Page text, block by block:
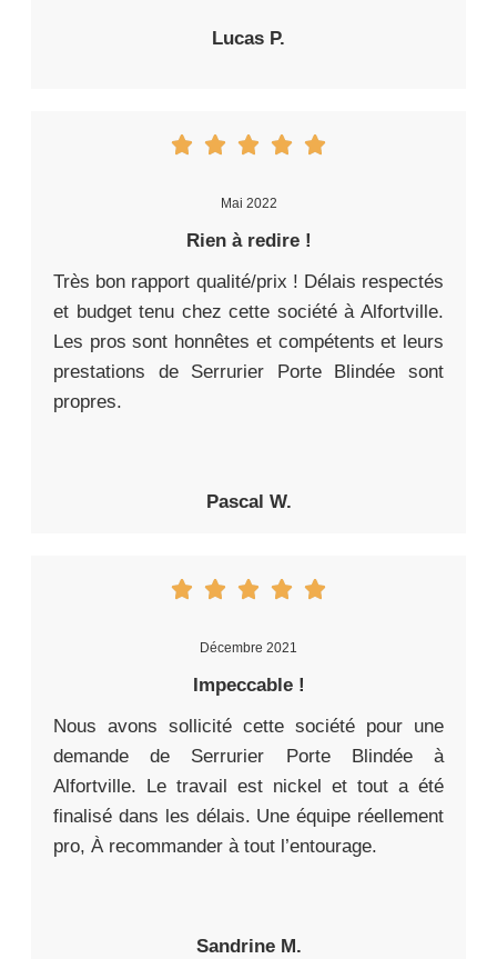
Lucas P.
Mai 2022
Rien à redire !
Très bon rapport qualité/prix ! Délais respectés
et budget tenu chez cette société à Alfortville.
Les pros sont honnêtes et compétents et leurs
prestations de Serrurier Porte Blindée sont
propres.
Pascal W.
Décembre 2021
Impeccable !
Nous avons sollicité cette société pour une
demande de Serrurier Porte Blindée à
Alfortville. Le travail est nickel et tout a été
finalisé dans les délais. Une équipe réellement
pro, À recommander à tout l’entourage.
Sandrine M.